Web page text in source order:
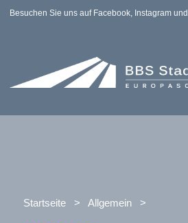
Besuchen Sie uns auf Facebook, Instagram
Startseite > Allgemein >